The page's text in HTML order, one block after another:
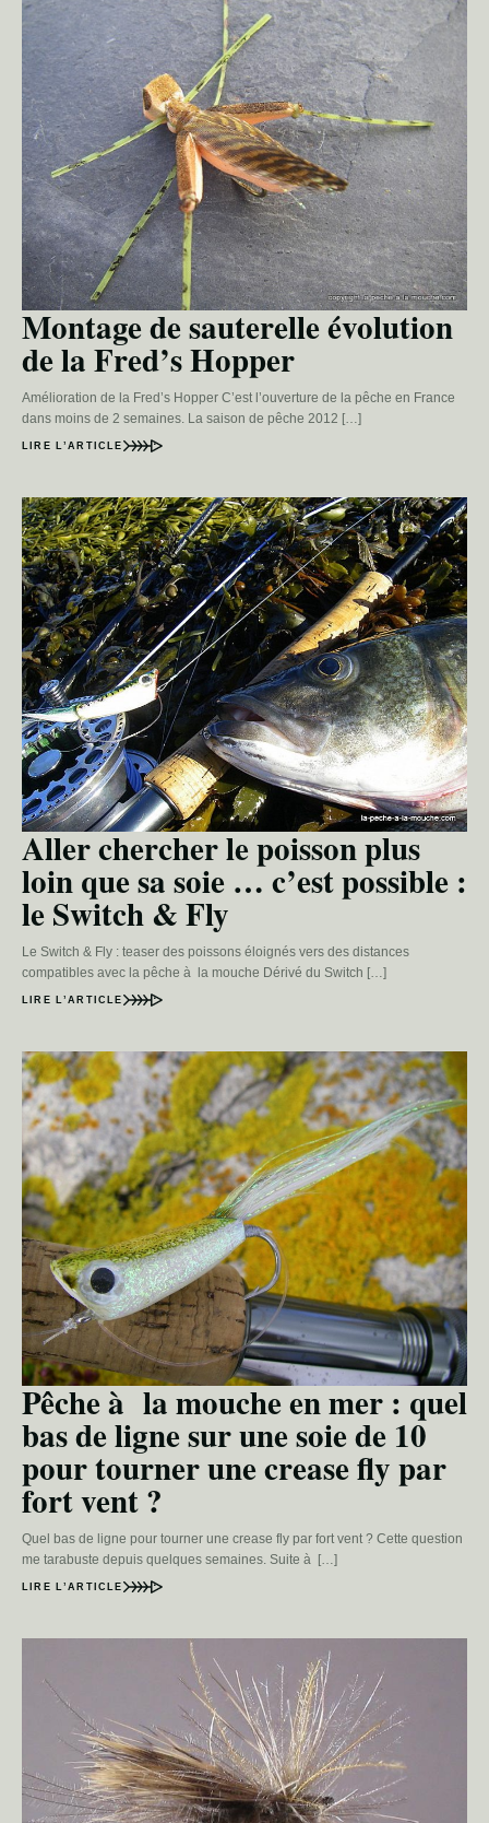
Montage de sauterelle évolution
de la Fred’s Hopper
Amélioration de la Fred’s Hopper C’est l’ouverture de la pêche en France
dans moins de 2 semaines. La saison de pêche 2012 […]
LIRE L’ARTICLE
Aller chercher le poisson plus
loin que sa soie … c’est possible :
le Switch & Fly
Le Switch & Fly : teaser des poissons éloignés vers des distances
compatibles avec la pêche à la mouche Dérivé du Switch […]
LIRE L’ARTICLE
Pêche à la mouche en mer : quel
bas de ligne sur une soie de 10
pour tourner une crease fly par
fort vent ?
Quel bas de ligne pour tourner une crease fly par fort vent ? Cette question
me tarabuste depuis quelques semaines. Suite à […]
LIRE L’ARTICLE